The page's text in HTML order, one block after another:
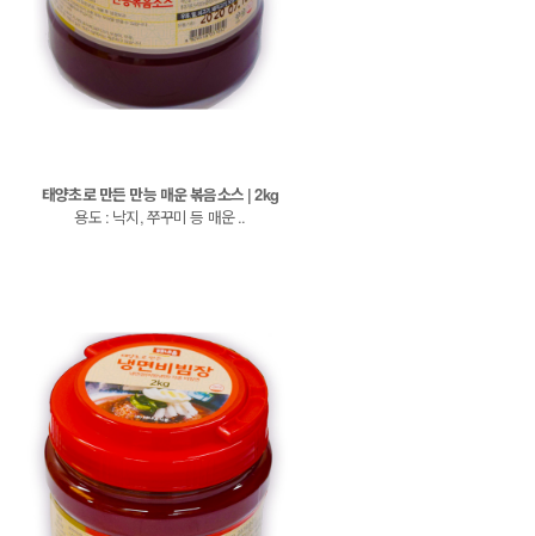
태양초로 만든 만능 매운 볶음소스 | 2kg
용도 : 낙지, 쭈꾸미 등 매운 ..